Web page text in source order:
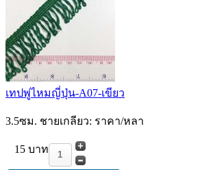
เทปพู่ไหมญี่ปุ่น-A07-เขียว
3.5ซม. ชายเกลียว: ราคา/หลา
15 บาท